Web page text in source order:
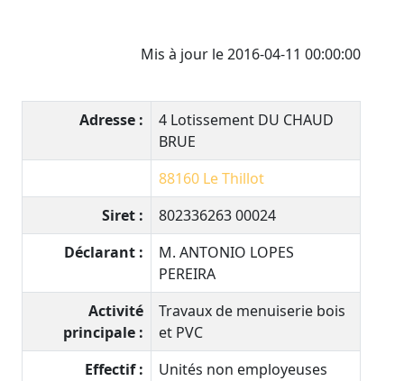
Mis à jour le 2016-04-11 00:00:00
Adresse :
4 Lotissement DU CHAUD
BRUE
88160 Le Thillot
Siret :
802336263 00024
Déclarant :
M. ANTONIO LOPES
PEREIRA
Activité
principale :
Travaux de menuiserie bois
et PVC
Effectif :
Unités non employeuses